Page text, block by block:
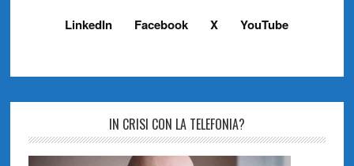
LinkedIn Facebook X YouTube
IN CRISI CON LA TELEFONIA?